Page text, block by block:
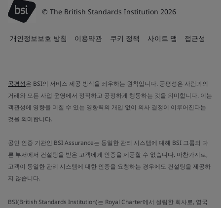
© The British Standards Institution 2026
개인정보보호 방침 이용약관 쿠키 정책 사이트 맵 접근성
공평성은 BSI의 서비스 제공 방식을 좌우하는 원칙입니다. 공평성은 사람과의
거래와 모든 사업 운영에서 정직하고 공정하게 행동하는 것을 의미합니다. 이는
객관성에 영향을 미칠 수 있는 영향력의 개입 없이 의사 결정이 이루어진다는
것을 의미합니다.
공인 인증 기관인 BSI Assurance는 동일한 관리 시스템에 대해 BSI 그룹의 다
른 부서에서 컨설팅을 받은 고객에게 인증을 제공할 수 없습니다. 마찬가지로,
고객이 동일한 관리 시스템에 대한 인증을 요청하는 경우에도 컨설팅을 제공하
지 않습니다.
BSI(British Standards Institution)는 Royal Charter에서 설립한 회사로, 영국